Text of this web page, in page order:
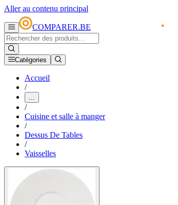
Aller au contenu principal
COMPARER.BE
Catégories
Accueil
/
...
/
Cuisine et salle à manger
/
Dessus De Tables
/
Vaisselles